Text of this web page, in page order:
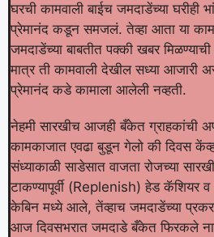
घरची कामवाली बाईच जमदाडेंच्या घरीही
प्रेमानंद कडून समजलं. तेव्हा आता या
जमदाडेंच्या बाबतीत पक्की खबर
मात्र ती कामवाली देखील सध्या आजारी
प्रेमानंद कडे कामाला आलेली नव्हती.
नेहमी सारखीच आजही बँकेत ग्राहकांची
कामकाजात एवढा बुडून गेलो की दिवस
संध्याकाळी साडेसात वाजता रोजच्या
टाकण्यापूर्वी (Replenish) हेड कॅशियर
केबिन मध्ये आले, तेंव्हाच जमदाडेंच्या
आज दिवसभरात जमदाडे बँकेत फिरकले